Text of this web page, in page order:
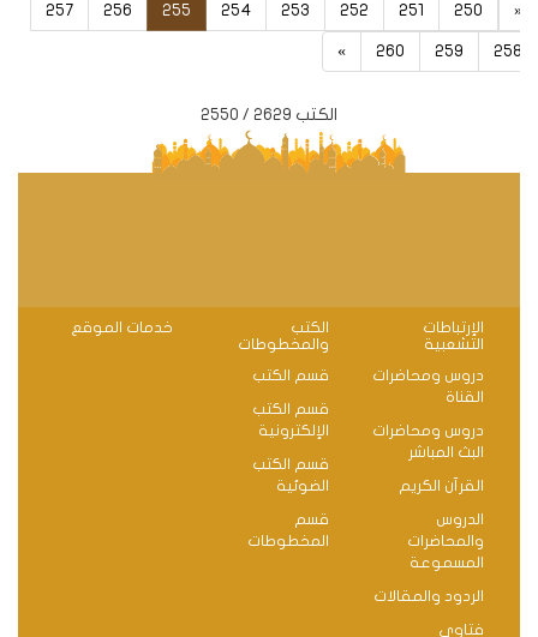
«
250
251
252
253
254
255
256
257
258
259
260
»
الكتب 2629 / 2550
الإرتباطات
التشعبية
دروس ومحاضرات
القناة
دروس ومحاضرات
البث المباشر
القرآن الكريم
الدروس
والمحاضرات
المسموعة
الردود والمقالات
فتاوى
الكتب
والمخطوطات
قسم الكتب
قسم الكتب
الإلكترونية
قسم الكتب
الضوئية
قسم
المخطوطات
خدمات الموقع